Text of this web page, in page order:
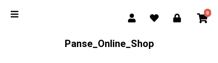
0
Panse_Online_Shop